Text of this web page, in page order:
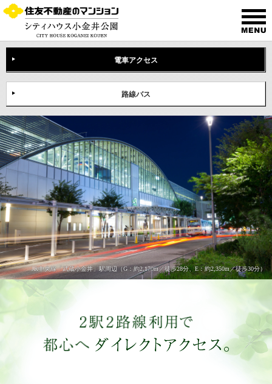
電車アクセス
路線バス
JR中央線「武蔵小金井」駅周辺（G：約2,170m／徒歩28分、E：約2,350m／徒歩30分）